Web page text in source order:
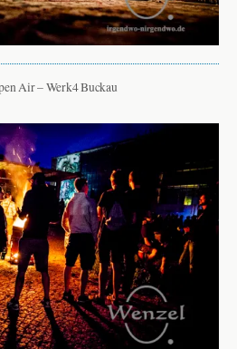
Air – Werk4 Buckau